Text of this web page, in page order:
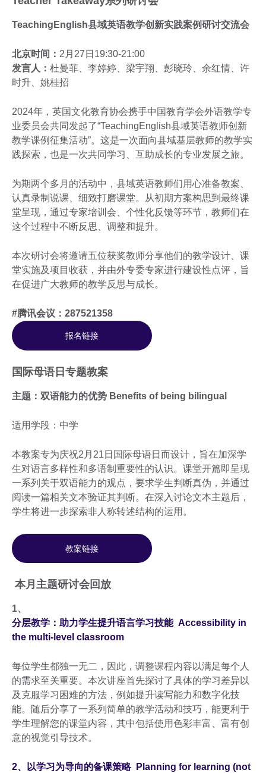
TeachingEnglish县域英语教学创新实践案例研讨交流会
北京时间： 2月27日19:30-21:00
发言人： 杜曼菲、李婷婷、梁宇翔、彭晓玲、余红情、许
时升、姚桂招
2024年，英国文化教育协会携手中国教育学会外语教学专
业委员会共同发起了“TeachingEnglish县域英语教师创新
教学课例征集活动”。这是一次面向县域基层教师的教学实
践探索，也是一次共同学习、互助成长的专业发展之旅。
为期两个多月的活动中，县域英语教师们用心准备教案、
认真录制说课、细致打磨课堂。从初期方案构思到最终课
堂呈现，通过专家培训会、个性化反馈等环节，教师们在
这个过程中不断反思、调整和提升。
本次研讨会将邀请五位获奖教师分享他们的教学设计、课
堂实施及项目收获，并由外专委专家进行建设性点评，旨
在促进广大教师的教学反思与成长。
#腾讯会议：287521358
报名链接
国际母语日专题教案
主题：双语能力的优势 Benefits of being bilingual
适用学段：中学
本教案专为庆祝2月21日国际母语日而设计，旨在加深学
生对语言多样性和多语制重要性的认识。课堂开篇即呈现
一系列关于双语能力的观点，要求学生判断真伪，并通过
阅读一篇相关文本验证其判断。在深入讨论文本主题后，
学生将进一步探索非人称转述结构的运用。
教案链接
本月主题研讨会回放
1、
分层教学：助力学生提升语言学习技能 Accessibility in
the multi-level classroom
每位学生都独一无二，因此，调整课程内容以满足每个人
的需求至关重要。本次讲座首先探讨了具体的学习差异以
及克服学习困难的方法，例如提升读写能力和数字化技
能。随后分享了一系列简单的教学活动和技巧，能更利于
学生理解您的课堂内容，其中包括使用色彩丰富、富有创
意的视觉引导技术。
2、以学习为导向的备课策略 Planning for learning (not